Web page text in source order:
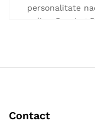
personalitate
online Carping
betaina
Contact